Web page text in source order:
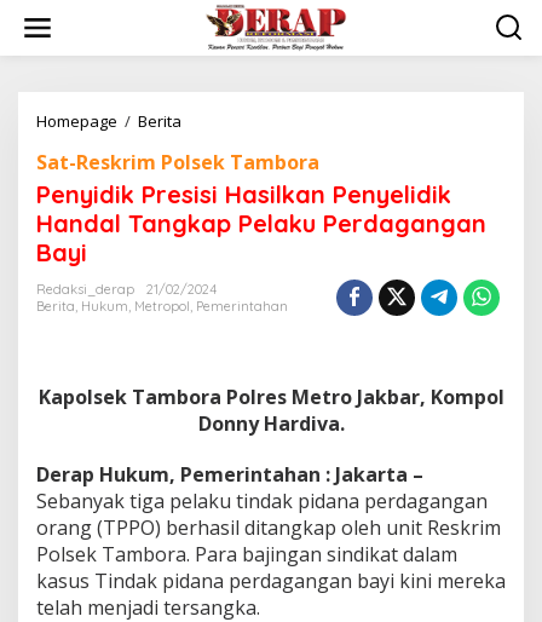
content
Homepage / Berita
Hasilkan
Penyelidik
Handal
Tangkap
Bayi
Sat-Reskrim Polsek Tambora
Penyidik Presisi Hasilkan Penyelidik
Handal Tangkap Pelaku Perdagangan
Bayi
Redaksi_derap
21/02/2024
Berita, Hukum, Metropol, Pemerintahan
Kapolsek Tambora Polres Metro Jakbar, Kompol
Donny Hardiva.
Derap Hukum, Pemerintahan : Jakarta –
Sebanyak tiga pelaku tindak pidana perdagangan
orang (TPPO) berhasil ditangkap oleh unit Reskrim
Polsek Tambora. Para bajingan sindikat dalam
kasus Tindak pidana perdagangan bayi kini mereka
telah menjadi tersangka.